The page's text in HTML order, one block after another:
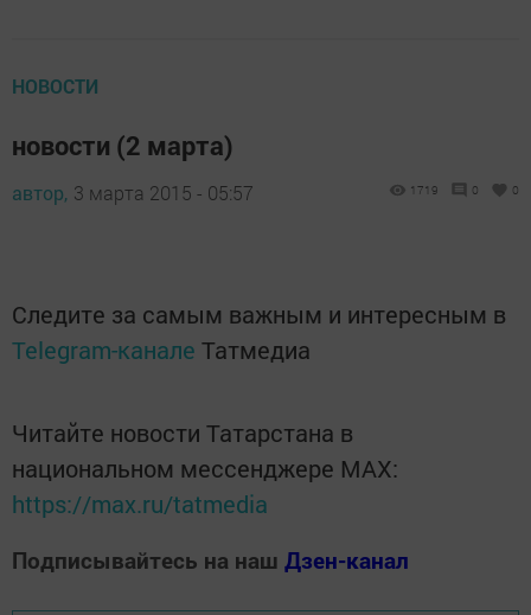
НОВОСТИ
новости (2 марта)
автор, 3 марта 2015 - 05:57 1719 0 0
Следите за самым важным и интересным в
Telegram-канале Татмедиа
Читайте новости Татарстана в
национальном мессенджере MАХ:
https://max.ru/tatmedia
Подписывайтесь на наш Дзен-канал